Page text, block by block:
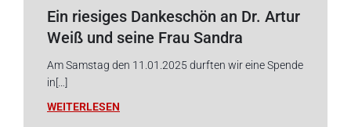
Ein riesiges Dankeschön an Dr. Artur
Weiß und seine Frau Sandra
Am Samstag den 11.01.2025 durften wir eine Spende
in[…]
WEITERLESEN